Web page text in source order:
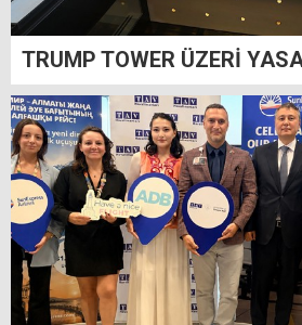
TRUMP TOWER ÜZERİ